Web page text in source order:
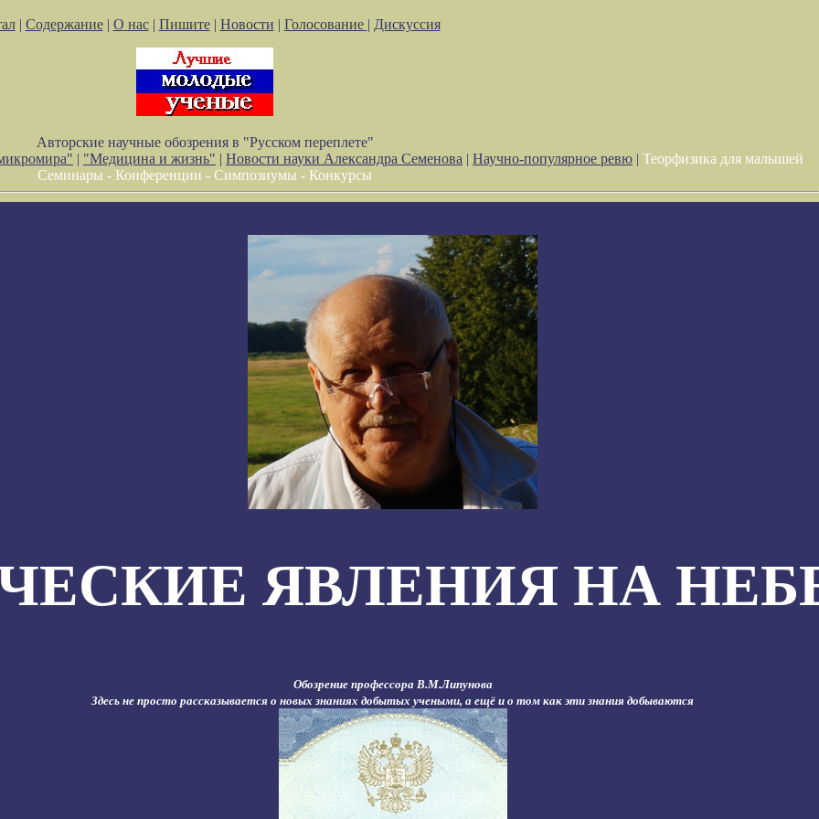
| Содержание| О нас| Пишите| Новости | Голосование | Дискуссия
Авторские научные обозрения в "Русском переплете"
| "Медицина и жизнь" | Новости науки Александра Семенова | Научно-популярное ревю | Теорфизика для малышей
Семинары - Конференции - Симпозиумы - Конкурсы
ЯВЛЕНИЯ НА
Обозрение профессора В.М.Липунова
Здесь не просто рассказывается о новых знаниях добытых учеными, а ещё и о том как эти знания добываются